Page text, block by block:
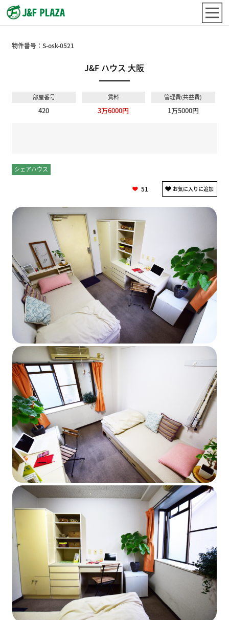
物件番号：S-osk-0521
J&F ハウス 大阪
部屋番号
420
賃料
3万6000円
管理費(共益費)
1万5000円
シェアハウス
51